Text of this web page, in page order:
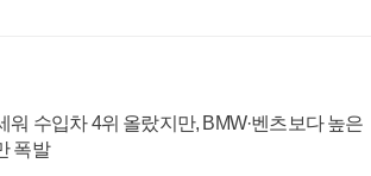
워 수입차 4위 올랐지만, BMW·벤츠보다 높은
폭발